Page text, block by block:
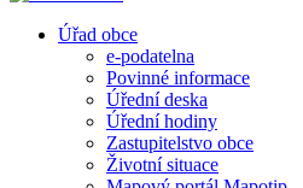
Úřad obce
e-podatelna
Povinné informace
Úřední deska
Úřední hodiny
Zastupitelstvo obce
Životní situace